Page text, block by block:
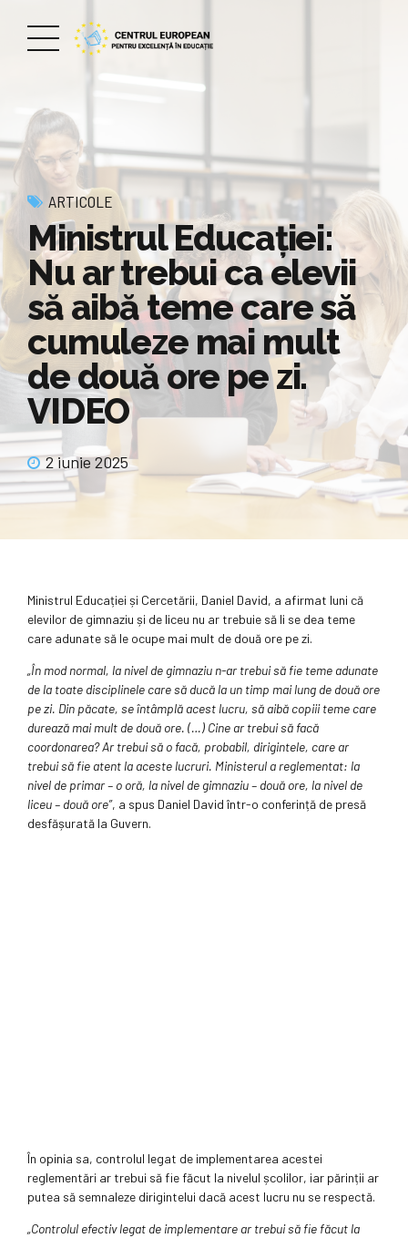
ARTICOLE
Ministrul Educației:
Nu ar trebui ca elevii
să aibă teme care să
cumuleze mai mult
de două ore pe zi.
VIDEO
2 iunie 2025
Ministrul Educației și Cercetării, Daniel David, a afirmat luni că
elevilor de gimnaziu și de liceu nu ar trebuie să li se dea teme
care adunate să le ocupe mai mult de două ore pe zi.
„În mod normal, la nivel de gimnaziu n-ar trebui să fie teme adunate
de la toate disciplinele care să ducă la un timp mai lung de două ore
pe zi. Din păcate, se întâmplă acest lucru, să aibă copiii teme care
durează mai mult de două ore. (…) Cine ar trebui să facă
coordonarea? Ar trebui să o facă, probabil, dirigintele, care ar
trebui să fie atent la aceste lucruri. Ministerul a reglementat: la
nivel de primar – o oră, la nivel de gimnaziu – două ore, la nivel de
liceu – două ore”, a spus Daniel David într-o conferință de presă
desfășurată la Guvern.
În opinia sa, controlul legat de implementarea acestei
reglementări ar trebui să fie făcut la nivelul școlilor, iar părinții ar
putea să semnaleze dirigintelui dacă acest lucru nu se respectă.
„Controlul efectiv legat de implementare ar trebui să fie făcut la